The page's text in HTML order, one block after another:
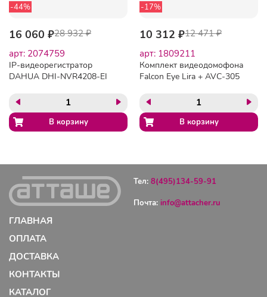
-44%
16 060 ₽28 932 ₽
арт: 2074759
IP-видеорегистратор
DAHUA DHI-NVR4208-EI
с,2SATAIII
-17%
10 312 ₽12 471 ₽
арт: 1809211
Комплект видеодомофона
Falcon Eye Lira + AVC-305
Тел: 8(495)134-59-91
Почта: info@attacher.ru
ГЛАВНАЯ
ОПЛАТА
ДОСТАВКА
КОНТАКТЫ
КАТАЛОГ